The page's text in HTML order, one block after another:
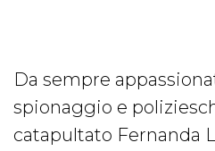
Da sempre
spionaggio e
catapultato Fernanda